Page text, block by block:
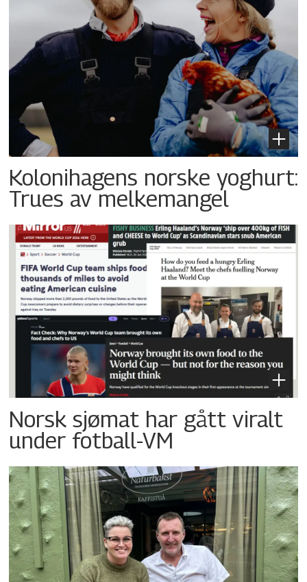
Kolonihagens norske yoghurt:
Trues av melkemangel
Norsk sjømat har gått viralt
under fotball-VM